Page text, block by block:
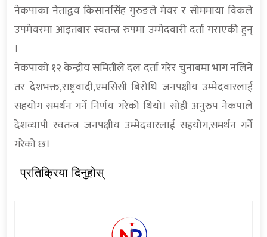
नेकपाका नेताद्वय किसानसिंह गुरुङले मेयर र सोममाया विकले
उपमेयरमा आइतबार स्वतन्त्र रुपमा उम्मेदवारी दर्ता गराएकी हुन्
।
नेकपाको १२ केन्द्रीय समितीले दल दर्ता गरेर चुनाबमा भाग नलिने
तर देशभक्त,राष्ट्रवादी,एमसिसी बिरोधि जनपक्षीय उम्मेदवारलाई
सहयोग समर्थन गर्ने निर्णय गरेको थियो। सोही अनुरुप नेकपाले
देशव्यापी स्वतन्त्र जनपक्षीय उम्मेदवारलाई सहयोग,समर्थन गर्ने
गरेको छ।
प्रतिक्रिया दिनुहोस्